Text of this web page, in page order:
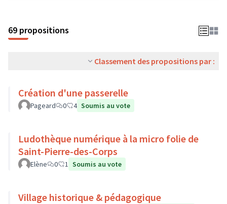
69 propositions
Classement des propositions par :
Création d'une passerelle
Pageard 0 4 Soumis au vote
Ludothèque numérique à la micro folie de
Saint-Pierre-des-Corps
Elène 0 1 Soumis au vote
Village historique & pédagogique